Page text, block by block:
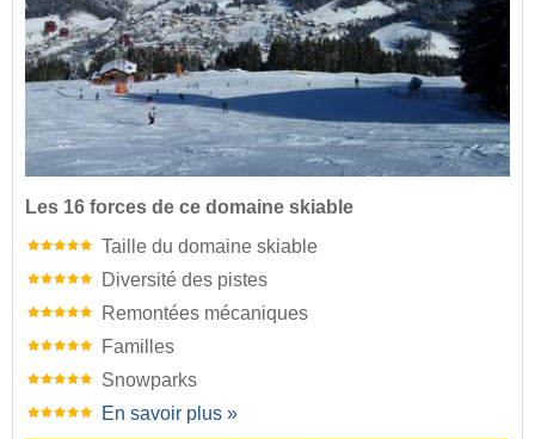
Les 16 forces de ce domaine skiable
Taille du domaine skiable
Diversité des pistes
Remontées mécaniques
Familles
Snowparks
En savoir plus »